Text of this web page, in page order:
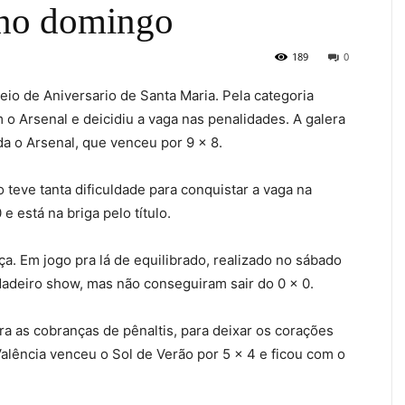
domingo
0
189
de Aniversario de Santa Maria. Pela categoria
Arsenal e deicidiu a vaga nas penalidades. A galera
o Arsenal, que venceu por 9 x 8.
tanta dificuldade para conquistar a vaga na
está na briga pelo título.
Em jogo pra lá de equilibrado, realizado no sábado
show, mas não conseguiram sair do 0 x 0.
as cobranças de pênaltis, para deixar os corações
venceu o Sol de Verão por 5 x 4 e ficou com o